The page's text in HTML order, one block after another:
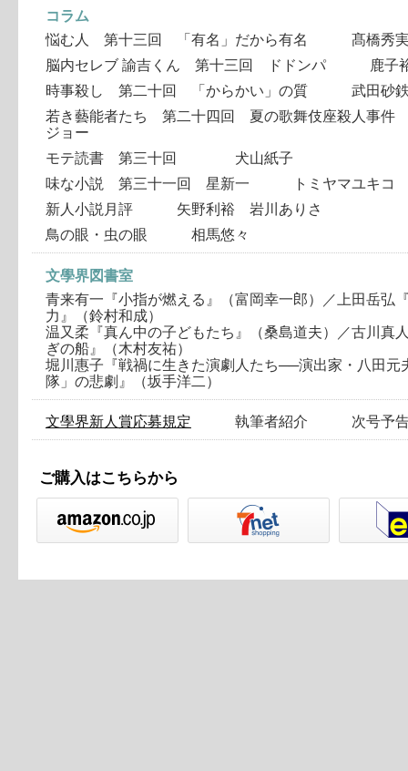
コラム
悩む人 第十三回 「有名」だから有名 髙橋秀
脳内セレブ 諭吉くん 第十三回 ドドンパ 鹿子
時事殺し 第二十回 「からかい」の質 武田砂
若き藝能者たち 第二十四回 夏の歌舞伎座殺人
ジョー
モテ読書 第三十回 犬山紙子
味な小説 第三十一回 星新一 トミヤマユキコ
新人小説月評 矢野利裕 岩川ありさ
鳥の眼・虫の眼 相馬悠々
文學界図書室
青来有一『小指が燃える』（富岡幸一郎）／上田岳弘
力』（鈴村和成）
温又柔『真ん中の子どもたち』（桑島道夫）／古川真
ぎの船』（木村友祐）
堀川惠子『戦禍に生きた演劇人たち──演出家・八田元
隊」の悲劇』（坂手洋二）
文學界新人賞応募規定 執筆者紹介 次号予
ご購入はこちらから